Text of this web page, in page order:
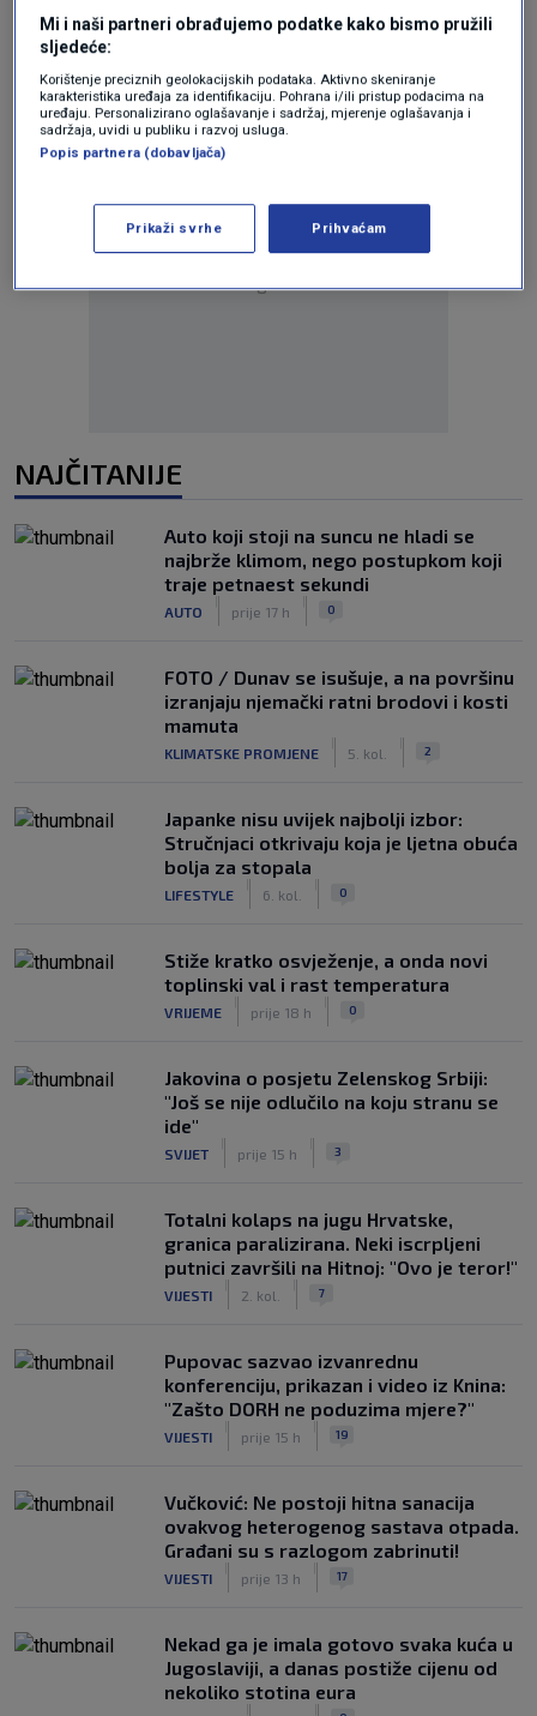
Oglas
NAJČITANIJE
Auto koji stoji na suncu ne hladi se
najbrže klimom, nego postupkom koji
traje petnaest sekundi
AUTO prije 17 h 0
FOTO / Dunav se isušuje, a na površinu
izranjaju njemački ratni brodovi i kosti
mamuta
KLIMATSKE PROMJENE 5. kol. 2
Japanke nisu uvijek najbolji izbor:
Stručnjaci otkrivaju koja je ljetna obuća
bolja za stopala
LIFESTYLE 6. kol. 0
Stiže kratko osvježenje, a onda novi
toplinski val i rast temperatura
VRIJEME prije 18 h 0
Jakovina o posjetu Zelenskog Srbiji:
"Još se nije odlučilo na koju stranu se
ide"
SVIJET prije 15 h 3
Totalni kolaps na jugu Hrvatske,
granica paralizirana. Neki iscrpljeni
putnici završili na Hitnoj: "Ovo je teror!"
VIJESTI 2. kol. 7
Pupovac sazvao izvanrednu
konferenciju, prikazan i video iz Knina:
"Zašto DORH ne poduzima mjere?"
VIJESTI prije 15 h 19
Vučković: Ne postoji hitna sanacija
ovakvog heterogenog sastava otpada.
Građani su s razlogom zabrinuti!
VIJESTI prije 13 h 17
Nekad ga je imala gotovo svaka kuća u
Jugoslaviji, a danas postiže cijenu od
nekoliko stotina eura
Mi i naši partneri obrađujemo podatke kako bismo pružili
sljedeće:
Korištenje preciznih geolokacijskih podataka. Aktivno skeniranje
karakteristika uređaja za identifikaciju. Pohrana i/ili pristup podacima na
uređaju. Personalizirano oglašavanje i sadržaj, mjerenje oglašavanja i
sadržaja, uvidi u publiku i razvoj usluga.
Popis partnera (dobavljača)
Prikaži svrhe Prihvaćam